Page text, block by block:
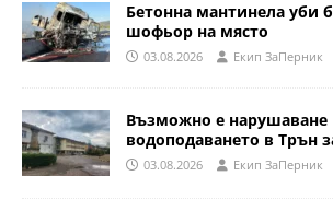
Бетонна мантинела уби
шофьор на място
03.08.2026 Eкип ЗаПерник
Възможно е нарушаване
водоподаването в Трън
03.08.2026 Eкип ЗаПерник